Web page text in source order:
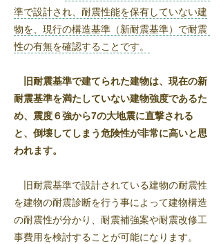
準で設計され、耐震性能を保有していない建
物を、現行の構造基準（新耐震基準）で耐震
性の有無を確認することです。
旧耐震基準で建てられた建物は、現在の新
耐震基準を満たしていない建物強度であるた
め、震度６強から7の大地震に直撃される
と、倒壊してしまう危険性が非常に高いと思
われます。
旧耐震基準で設計されている建物の耐震性
を建物の耐震診断を行う事によって建物構造
の耐震性が分かり、耐震補強案や耐震改修工
事費用を検討することが可能になります。